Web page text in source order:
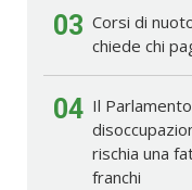
03 Corsi di
chiede chi
04 Il
rischia una
franchi